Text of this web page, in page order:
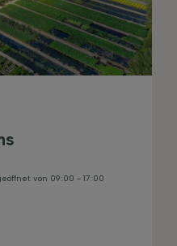
von 09:00 - 17:00